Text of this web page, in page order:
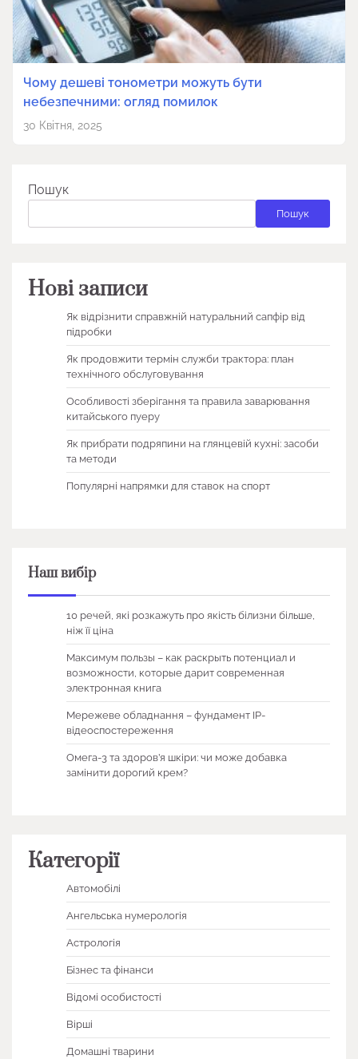
Чому дешеві тонометри можуть бути
небезпечними: огляд помилок
30 Квітня, 2025
Пошук
Пошук
Нові записи
Як відрізнити справжній натуральний сапфір від
підробки
Як продовжити термін служби трактора: план
технічного обслуговування
Особливості зберігання та правила заварювання
китайського пуеру
Як прибрати подряпини на глянцевій кухні: засоби
та методи
Популярні напрямки для ставок на спорт
Наш вибір
10 речей, які розкажуть про якість білизни більше,
ніж її ціна
Максимум пользы – как раскрыть потенциал и
возможности, которые дарит современная
электронная книга
Мережеве обладнання – фундамент IP-
відеоспостереження
Омега-3 та здоров’я шкіри: чи може добавка
замінити дорогий крем?
Категорії
Автомобілі
Ангельська нумерологія
Астрологія
Бізнес та фінанси
Відомі особистості
Вірші
Домашні тварини